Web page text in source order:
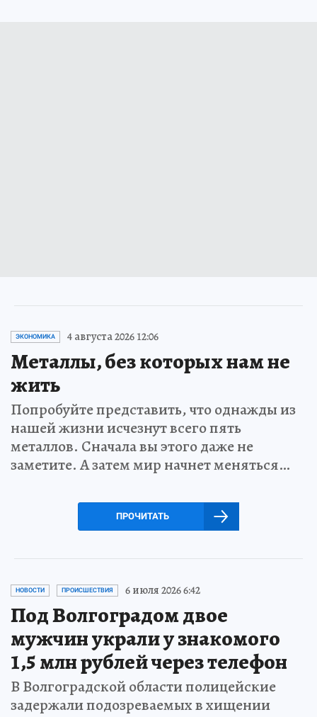
ЭКОНОМИКА 4 августа 2026 12:06
Металлы, без которых нам не
жить
Попробуйте представить, что однажды из
нашей жизни исчезнут всего пять
металлов. Сначала вы этого даже не
заметите. А затем мир начнет меняться…
ПРОЧИТАТЬ
НОВОСТИ ПРОИСШЕСТВИЯ 6 июля 2026 6:42
Под Волгоградом двое
мужчин украли у знакомого
1,5 млн рублей через телефон
В Волгоградской области полицейские
задержали подозреваемых в хищении